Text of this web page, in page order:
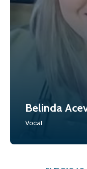
Belinda
Vocal